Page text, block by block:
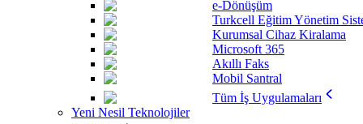
e-Dönüşüm
Turkcell Eğitim Yönetim
Kurumsal Cihaz Kiralama
Microsoft 365
Akıllı Faks
Mobil Santral
Tüm İş Uygulamaları
Yeni Nesil Teknolojiler